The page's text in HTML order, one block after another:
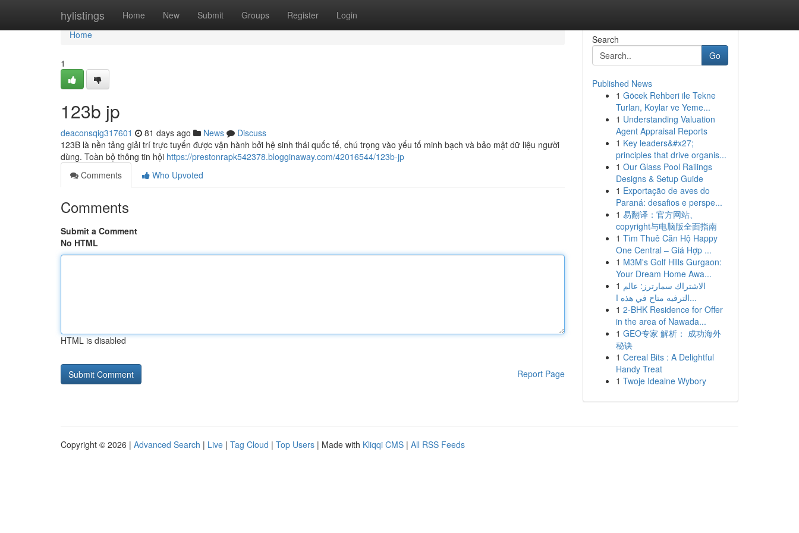
hylistings Home New Submit Groups Register Login
Home
Home
1
123b jp
deaconsqig317601 81 days ago News
Discuss
123B là nền tảng giải trí trực tuyến được vận hành bởi hệ sinh thái quốc tế, chú trọng vào yếu tố minh bạch và bảo mật dữ liệu người
dùng. Toàn bộ thông tin hội https://prestonrapk542378.blogginaway.com/42016544/123b-jp
Comments
Who Upvoted
Comments
Submit a Comment
No HTML
HTML is disabled
Report Page
Search
Go
Published News
1 Göcek Rehberi ile Tekne
Turları, Koylar ve Yeme...
1 Understanding Valuation
Agent Appraisal Reports
1 Key leaders&#x27;
principles that drive organis...
1 Our Glass Pool Railings
Designs & Setup Guide
1 Exportação de aves do
Paraná: desafios e perspe...
1 易翻译：官方网站、
copyright与电脑版全面指南
1 Tìm Thuê Căn Hộ Happy
One Central – Giá Hợp ...
1 M3M's Golf Hills Gurgaon:
Your Dream Home Awa...
1 الاشتراك سمارترز: عالم
الترفيه متاح في هذه ا...
1 2-BHK Residence for Offer
in the area of Nawada...
1 GEO专家 解析： 成功海外
秘诀
1 Cereal Bits : A Delightful
Handy Treat
1 Twoje Idealne Wybory
Copyright © 2026 | Advanced Search | Live | Tag Cloud | Top Users | Made with Kliqqi CMS | All RSS Feeds